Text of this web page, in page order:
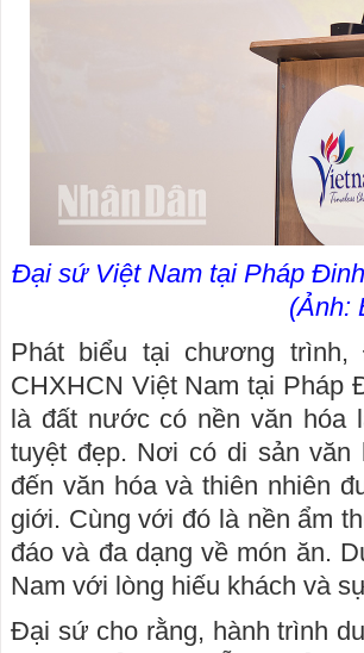
Đại sứ Việt Nam tại Pháp
(Ảnh:
Phát biểu tại chương
CHXHCN Việt Nam tại Pháp
là đất nước có nền văn hóa
tuyệt đẹp. Nơi có di sản văn
đến văn hóa và thiên nhiên
giới. Cùng với đó là nền ẩm
đáo và đa dạng về món ăn.
Nam với lòng hiếu khách và
Đại sứ cho rằng, hành trình